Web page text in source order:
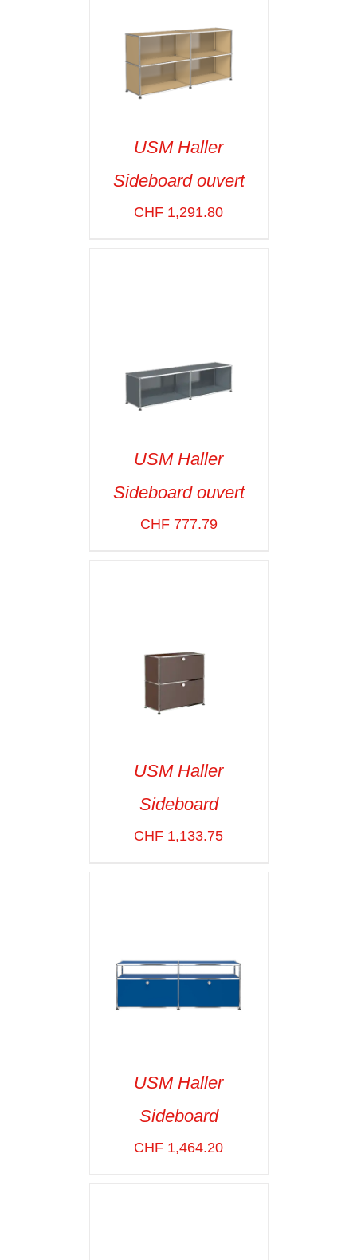
VOIR LES
USM Haller
Sideboard ouvert
CHF 1,291.80
VOIR LES
USM Haller
Sideboard ouvert
CHF777.79
VOIR LES
USM Haller
Sideboard
CHF 1,133.75
VOIR LES
USM Haller
Sideboard
CHF 1,464.20